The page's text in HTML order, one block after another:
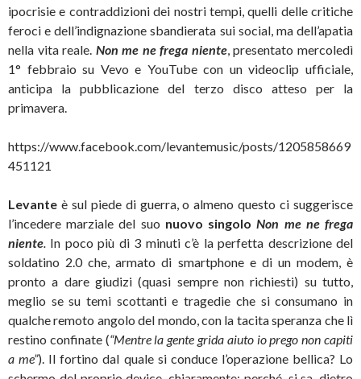
ipocrisie e contraddizioni dei nostri tempi, quelli delle critiche
feroci e dell’indignazione sbandierata sui social, ma dell’apatia
nella vita reale. Non me ne frega niente, presentato mercoledì
1° febbraio su Vevo e YouTube con un videoclip ufficiale,
anticipa la pubblicazione del terzo disco atteso per la
primavera.
https://www.facebook.com/levantemusic/posts/1205858669
451121
Levante è sul piede di guerra, o almeno questo ci suggerisce
l’incedere marziale del suo nuovo singoloNon me ne frega
niente In poco più di 3 minuti c’è la perfetta descrizione del
soldatino 2.0 che, armato di smartphone e di un modem, è
pronto a dare giudizi (quasi sempre non richiesti) su tutto,
meglio se su temi scottanti e tragedie che si consumano in
qualche remoto angolo del mondo, con la tacita speranza che lì
restino confinate (“Mentre la gente grida aiuto io prego non capiti
a me”). Il fortino dal quale si conduce l’operazione bellica? Lo